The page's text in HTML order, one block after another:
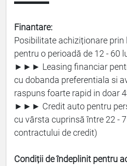
Finantare:
Posibilitate achiziționare
pentru o perioadă de 12 - 60
►►► Leasing financiar
cu dobanda preferentiala si
raspuns foarte rapid in doar
►►► Credit auto pentru
cu vârsta cuprinsă între 22 -
contractului de credit)
Condiții de îndeplinit pentru